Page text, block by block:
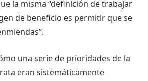
la misma “definición de trabajar
de beneficio es permitir que se
una serie de prioridades de la
eran sistemáticamente